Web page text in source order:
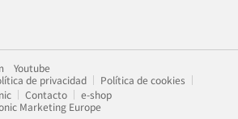
Youtube
de privacidad
Política de cookies
Contacto
e-shop
Marketing Europe